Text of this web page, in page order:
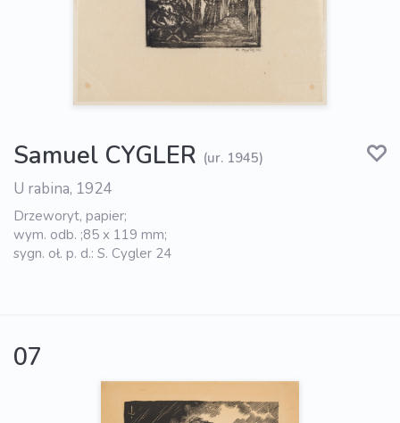
Samuel CYGLER (ur. 1945)
U rabina, 1924
Drzeworyt, papier;
wym. odb. ;85 x 119 mm;
sygn. oł. p. d.: S. Cygler 24
07